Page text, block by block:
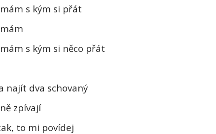
s kým si přát
s kým si něco přát
najít dva schovaný
zpívají
to mi povídej